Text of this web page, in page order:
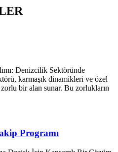
Denizcilik Sektöründe
karmaşık dinamikleri ve özel
bir alan sunar. Bu zorlukların
Programı